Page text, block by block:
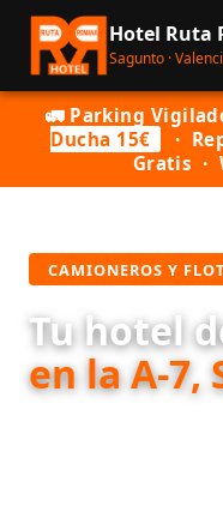
Hotel Ruta
Sagunto ·
🚛 Parking
Ducha 15€
·
Gratis ·
CAMIONEROS Y
Tu hotel
en la A-7,